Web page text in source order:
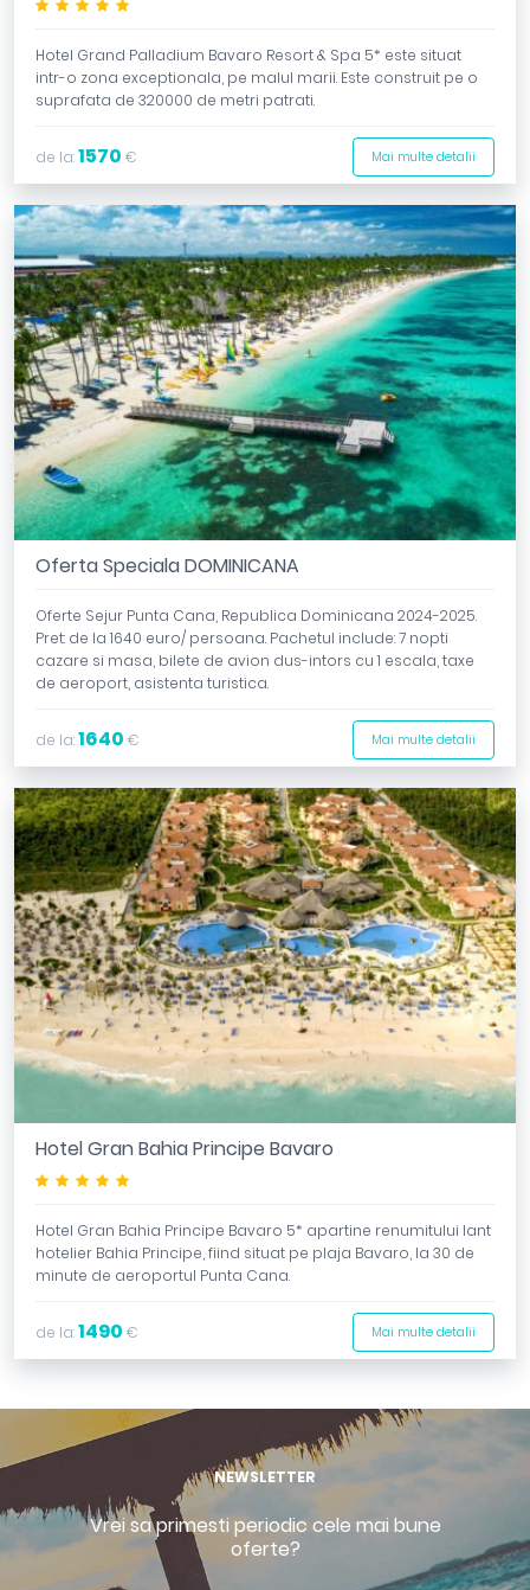
Hotel Grand Palladium Bavaro Resort & Spa 5* este situat
intr-o zona exceptionala, pe malul marii. Este construit pe o
suprafata de 320000 de metri patrati.
de la:1570 € Mai multe detalii
Oferta Speciala DOMINICANA
Oferte Sejur Punta Cana, Republica Dominicana 2024-2025.
Pret: de la 1640 euro/ persoana. Pachetul include: 7 nopti
cazare si masa, bilete de avion dus-intors cu 1 escala, taxe
de aeroport, asistenta turistica.
de la:1640 € Mai multe detalii
Hotel Gran Bahia Principe Bavaro
Hotel Gran Bahia Principe Bavaro 5* apartine renumitului lant
hotelier Bahia Principe, fiind situat pe plaja Bavaro, la 30 de
minute de aeroportul Punta Cana.
de la:1490 € Mai multe detalii
NEWSLETTER
Vrei sa primesti periodic cele mai bune
oferte?